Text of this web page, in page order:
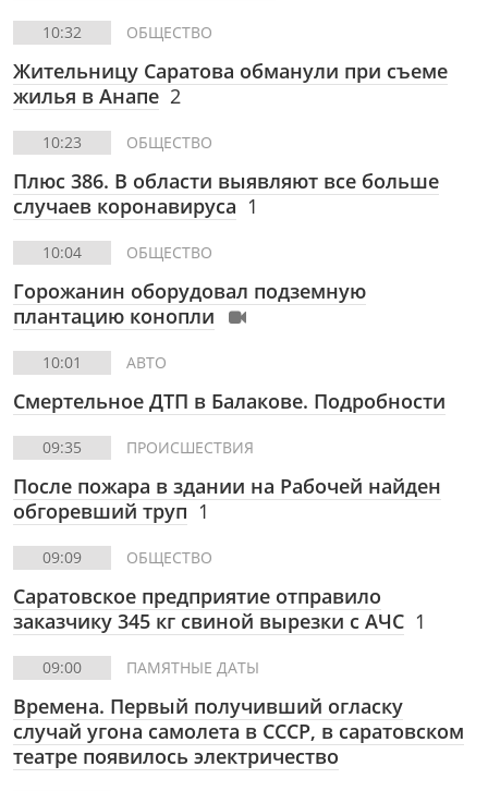
10:32 ОБЩЕСТВО
Жительницу Саратова обманули при съеме
жилья в Анапе 2
10:23 ОБЩЕСТВО
Плюс 386. В области выявляют все больше
случаев коронавируса 1
10:04 ОБЩЕСТВО
Горожанин оборудовал подземную
плантацию конопли
10:01 АВТО
Смертельное ДТП в Балакове. Подробности
09:35 ПРОИСШЕСТВИЯ
После пожара в здании на Рабочей найден
обгоревший труп 1
09:09 ОБЩЕСТВО
Саратовское предприятие отправило
заказчику 345 кг свиной вырезки с АЧС 1
09:00 ПАМЯТНЫЕ ДАТЫ
Времена. Первый получивший огласку
случай угона самолета в СССР, в саратовском
театре появилось электричество